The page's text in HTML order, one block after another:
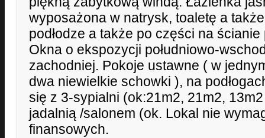
wyposażona w natrysk, toaletę a
podłodze a także po części na ścianie
Okna o ekspozycji południowo-
zachodniej. Pokoje ustawne ( w
dwa niewielkie schowki ), na
się z 3-sypialni (ok:21m2, 21m2,
jadalnią /salonem (ok. Lokal nie
finansowych.